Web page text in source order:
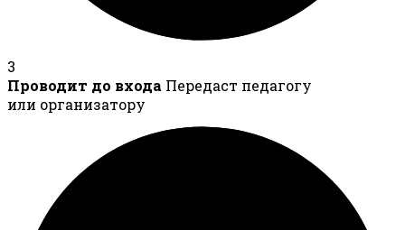
3
Проводит до входа Передаст педагогу
или организатору